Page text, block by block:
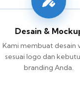
Desain &
Kami membuat desain
sesuai logo dan
branding Anda.